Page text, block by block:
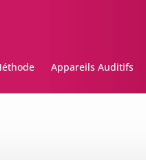
Appareils Auditifs